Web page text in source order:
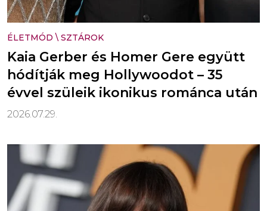
ÉLETMÓD \ SZTÁROK
Kaia Gerber és Homer Gere együtt
hódítják meg Hollywoodot – 35
évvel szüleik ikonikus románca után
2026.07.29.